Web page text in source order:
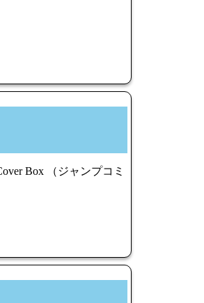
Box （ジャンプコミ